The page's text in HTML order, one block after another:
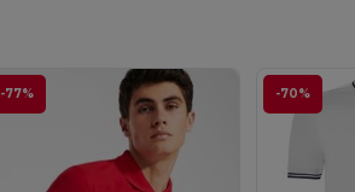
-77% -70%